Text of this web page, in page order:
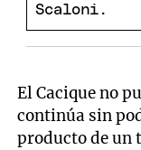
El Cacique no
continúa sin
producto de un